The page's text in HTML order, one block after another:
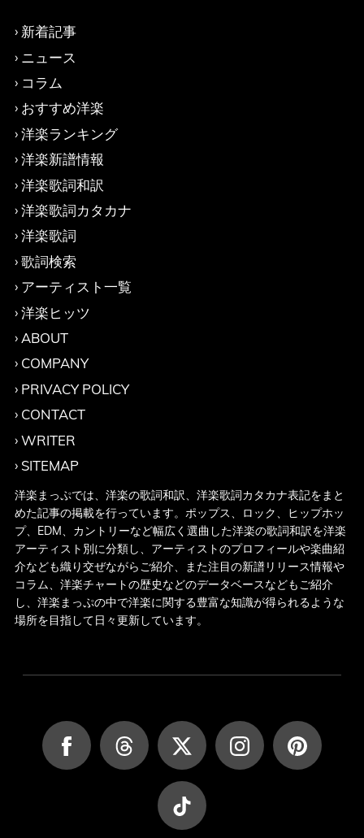
新着記事
ニュース
コラム
おすすめ洋楽
洋楽ランキング
洋楽新譜情報
洋楽歌詞和訳
洋楽歌詞カタカナ
洋楽歌詞
歌詞検索
アーティスト一覧
洋楽ヒッツ
ABOUT
COMPANY
PRIVACY POLICY
CONTACT
WRITER
SITEMAP
洋楽まっぷでは、洋楽の歌詞和訳、洋楽歌詞カタカナ表記をまと
めた記事の掲載を行っています。ポップス、ロック、ヒップホッ
プ、EDM、カントリーなど幅広く選曲した洋楽の歌詞和訳を洋楽
アーティスト別に分類し、アーティストのプロフィールや楽曲紹
介なども織り交ぜながらご紹介、また注目の新譜リリース情報や
コラム、洋楽チャートの歴史などのデータベースなどもご紹介
し、洋楽まっぷの中で洋楽に関する豊富な知識が得られるような
場所を目指して日々更新しています。